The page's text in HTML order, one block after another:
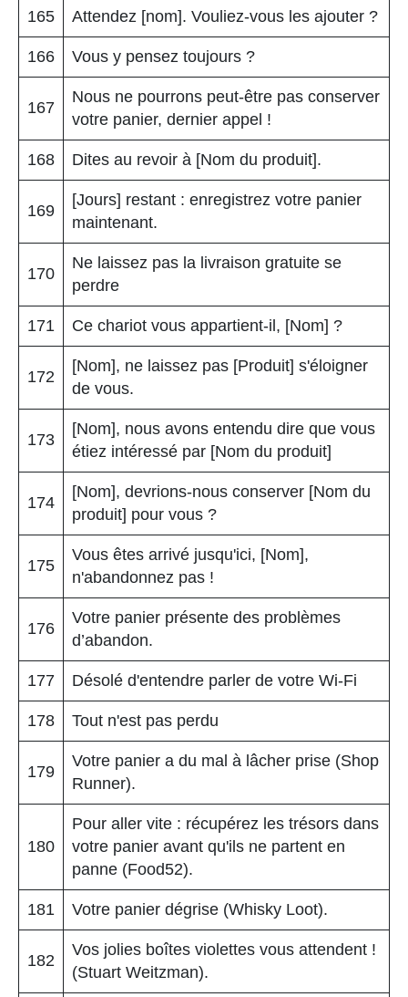
165 Attendez [nom]. Vouliez-vous les ajouter ?
166 Vous y pensez toujours ?
167
Nous ne pourrons peut-être pas conserver
votre panier, dernier appel !
168 Dites au revoir à [Nom du produit].
169
[Jours] restant : enregistrez votre panier
maintenant.
170
Ne laissez pas la livraison gratuite se
perdre
171 Ce chariot vous appartient-il, [Nom] ?
172
[Nom], ne laissez pas [Produit] s'éloigner
de vous.
173
[Nom], nous avons entendu dire que vous
étiez intéressé par [Nom du produit]
174
[Nom], devrions-nous conserver [Nom du
produit] pour vous ?
175
Vous êtes arrivé jusqu'ici, [Nom],
n'abandonnez pas !
176
Votre panier présente des problèmes
d’abandon.
177 Désolé d'entendre parler de votre Wi-Fi
178 Tout n'est pas perdu
179
Votre panier a du mal à lâcher prise (Shop
Runner).
180
Pour aller vite : récupérez les trésors dans
votre panier avant qu'ils ne partent en
panne (Food52).
181 Votre panier dégrise (Whisky Loot).
182
Vos jolies boîtes violettes vous attendent !
(Stuart Weitzman).